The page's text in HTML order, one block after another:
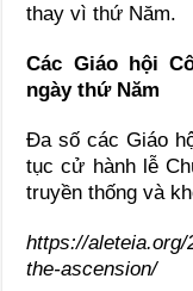
thay vì thứ Năm.
Các Giáo hội
ngày thứ Năm
Đa số các Giáo
tục cử hành lễ
truyền thống và
https://
the-ascension/